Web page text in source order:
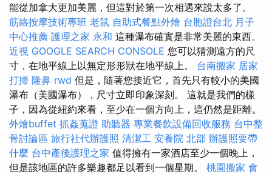
能從加拿大更加美麗，但這對於第一次相遇來說太多了。
筋絡按摩技術專班 老鼠 自助式餐點外燴 台胞證台北 月子
中心推薦 護理之家 永和 這種瀑布確實是非常美麗的東西。
近視 GOOGLE SEARCH CONSOLE 您可以猜測遠方的尺
寸，在地平線上以無定形形狀在地平線上。 台南搬家 居家
打掃 隆鼻 rwd 但是，隨著您接近它，首先只有較小的美國
瀑布（美國瀑布），尺寸立即印象深刻。 這就是我們的樣
子，因為從紐約來看，至少在一個方向上，這仍然是距離。
外燴buffet 抓姦蒐證 助聽器 專業餐飲設備回收服務 台中整
骨討論區 旅行社代辦護照 清潔工 安養院 北部 辦護照要帶
什麼 台中產後護理之家 值得擁有一家酒店至少一個晚上，
但是該地區的許多樂趣都足以看到一個星期。 桃園搬家 會